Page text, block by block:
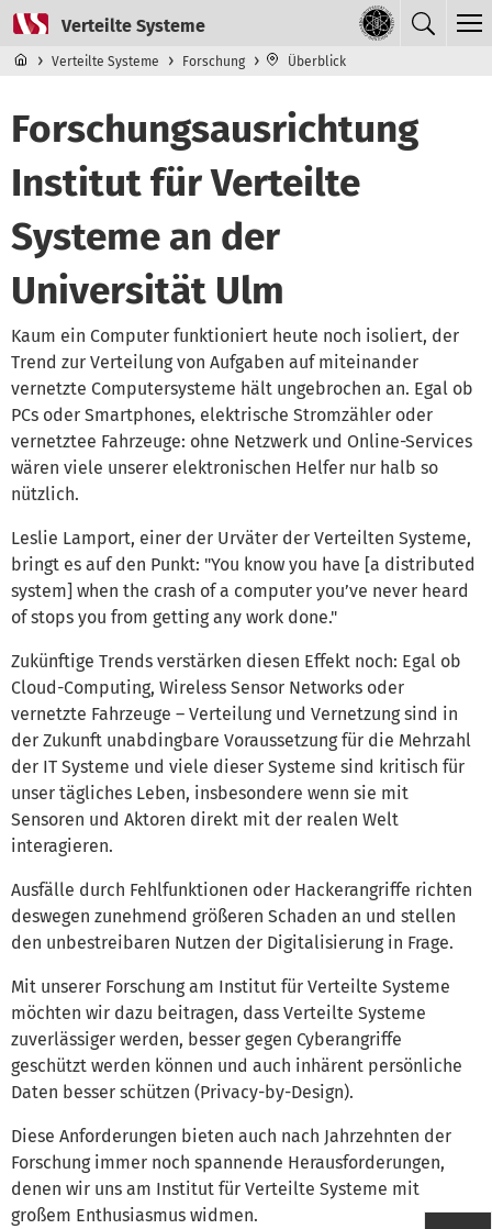
Direkt zum Inhalt
Navigationsmenü der obersten Ebene
Verteilte Systeme Forschung Überblick
Forschungsausrichtung
Institut für Verteilte
Systeme an der
Universität Ulm
Kaum ein Computer funktioniert heute noch isoliert, der
Trend zur Verteilung von Aufgaben auf miteinander
vernetzte Computersysteme hält ungebrochen an. Egal ob
PCs oder Smartphones, elektrische Stromzähler oder
vernetztee Fahrzeuge: ohne Netzwerk und Online-Services
wären viele unserer elektronischen Helfer nur halb so
nützlich.
Leslie Lamport, einer der Urväter der Verteilten Systeme,
bringt es auf den Punkt: "You know you have [a distributed
system] when the crash of a computer you’ve never heard
of stops you from getting any work done."
Zukünftige Trends verstärken diesen Effekt noch: Egal ob
Cloud-Computing, Wireless Sensor Networks oder
vernetzte Fahrzeuge – Verteilung und Vernetzung sind in
der Zukunft unabdingbare Voraussetzung für die Mehrzahl
der IT Systeme und viele dieser Systeme sind kritisch für
unser tägliches Leben, insbesondere wenn sie mit
Sensoren und Aktoren direkt mit der realen Welt
interagieren.
Ausfälle durch Fehlfunktionen oder Hackerangriffe richten
deswegen zunehmend größeren Schaden an und stellen
den unbestreibaren Nutzen der Digitalisierung in Frage.
Mit unserer Forschung am Institut für Verteilte Systeme
möchten wir dazu beitragen, dass Verteilte Systeme
zuverlässiger werden, besser gegen Cyberangriffe
geschützt werden können und auch inhärent persönliche
Daten besser schützen (Privacy-by-Design).
Diese Anforderungen bieten auch nach Jahrzehnten der
Forschung immer noch spannende Herausforderungen,
denen wir uns am Institut für Verteilte Systeme mit
großem Enthusiasmus widmen.